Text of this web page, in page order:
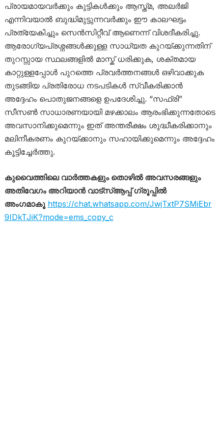
പ്രായമായവർക്കും കുട്ടികൾക്കും ആസ്ത്മ, അലർജി
എന്നിവയാൽ ബുദ്ധിമുട്ടുന്നവർക്കും ഈ കാലഘട്ടം
പ്രത്യേകിച്ചും സെൻസിറ്റീവ് ആണെന്ന് വിശദീകരിച്ചു.
ആരോഗ്യപ്രശ്നങ്ങൾക്കുള്ള സാധ്യത കുറയ്ക്കുന്നതിന്
തുറസ്സായ സ്ഥലങ്ങളിൽ മാസ്ക് ധരിക്കുക, ശക്തമായ
കാറ്റുള്ളപ്പോൾ പുറത്തെ പ്രവർത്തനങ്ങൾ ഒഴിവാക്കുക
തുടങ്ങിയ പ്രതിരോധ നടപടികൾ സ്വീകരിക്കാൻ
അദ്ദേഹം പൊതുജനങ്ങളെ ഉപദേശിച്ചു. “സഫ്രി”
സീസൺ സാധാരണയായി മഴക്കാലം ആരംഭിക്കുന്നതോടെ
അവസാനിക്കുമെന്നും ഇത് അന്തരീക്ഷം ശുദ്ധീകരിക്കാനും
മലിനീകരണം കുറയ്ക്കാനും സഹായിക്കുമെന്നും അദ്ദേഹം
കൂട്ടിച്ചേർത്തു.
കുവൈത്തിലെ വാർത്തകളും തൊഴിൽ അവസരങ്ങളും
അതിവേഗം അറിയാൻ വാട്സ്ആപ്പ് ഗ്രൂപ്പിൽ
അംഗമാകൂ https://chat.whatsapp.com/JwjTxtP7SMiEbr
9IDkTJiK?mode=ems_copy_c